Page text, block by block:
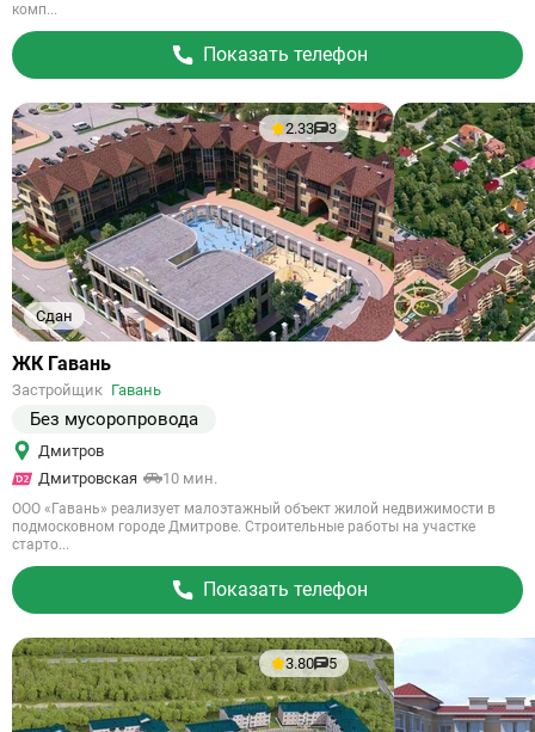
комп...
Показать телефон
Сдан
2.33 3
Ссылка
объект
ЖК Гавань
Застройщик Гавань
Без мусоропровода
Дмитров
Дмитровская
10 мин.
ООО «Гавань» реализует малоэтажный объект жилой недвижимости в
подмосковном городе Дмитрове. Строительные работы на участке
старто...
Показать телефон
3.80 5